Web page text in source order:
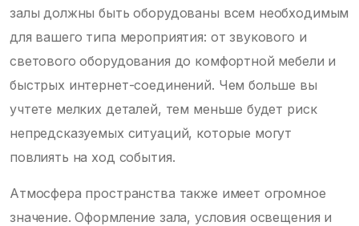
залы должны быть оборудованы всем необходимым
для вашего типа мероприятия: от звукового и
светового оборудования до комфортной мебели и
быстрых интернет-соединений. Чем больше вы
учтете мелких деталей, тем меньше будет риск
непредсказуемых ситуаций, которые могут
повлиять на ход события.
Атмосфера пространства также имеет огромное
значение. Оформление зала, условия освещения и